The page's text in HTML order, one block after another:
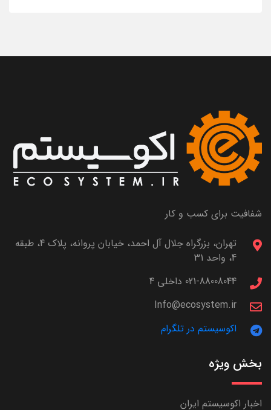
شفافیت برای کسب و کار
تهران، بزرگراه جلال آل احمد، خیابان پروانه، پلاک 4، طبقه
4، واحد 31
021-88008044 داخلی 4
Info@ecosystem.ir
اکوسیستم در تلگرام
بخش ویژه
اخبار اکوسیستم ایران